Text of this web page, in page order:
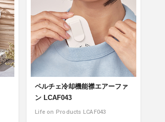
ペルチェ冷却機能襟エアーファ
ン LCAF043
Life on Products LCAF043